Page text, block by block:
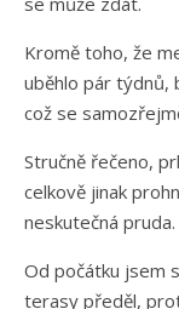
Kromě toho, že
uběhlo pár týdnů,
což se
Stručně řečeno,
celkově jinak
neskutečná pruda.
Od počátku jsem
terasy předěl,